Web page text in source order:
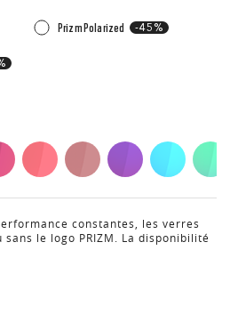
Prizm Polarized -45%
constantes, les verres
le logo PRIZM. La disponibilité